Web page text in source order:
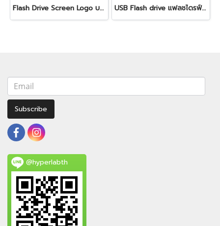
Flash Drive Screen Logo บริษัทของคุณเอง USB Flash drive แฟลชไดรฟ์ ทรงเครดิตการ์ด
Subscribe
@hyperlabth